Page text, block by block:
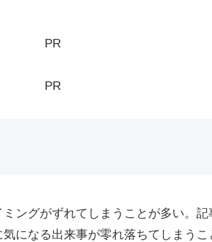
PR
PR
ングがずれてしまうことが多い。
になる出来事が零れ落ちてしまうこ